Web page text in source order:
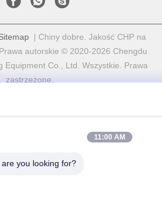
| Chiny dobre. Jakość CHP na
autorskie © 2020-2026 Chengdu
Equipment Co., Ltd. Wszystkie. Prawa
zastrzeżone.
11:00 AM
you looking for?